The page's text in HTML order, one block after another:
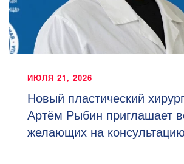
ИЮЛЯ 21, 2026
Новый пластический
Артём Рыбин приглашает
желающих на